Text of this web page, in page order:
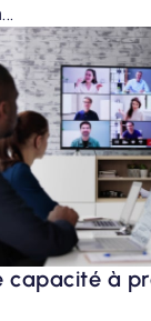
capacité à